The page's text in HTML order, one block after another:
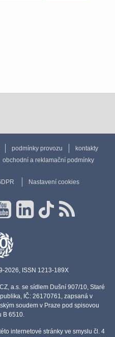
podmínky provozu
kontakty
obchodní a reklamační podmínky
Nastavení cookies
2026, ISSN 1213-189X
a.s. se sídlem Dušní 907/10, Staré
IČ: 26170761, zapsaná v
soudem v Praze pod spisovou
B 6510.
internetové stránky ve smyslu čl. 4